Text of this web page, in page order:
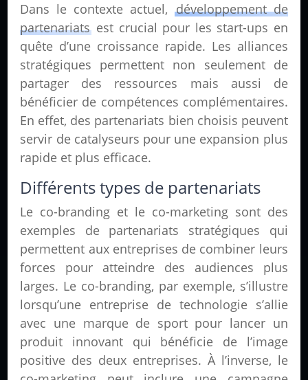
Dans le contexte actuel,développement de
partenariats est crucial pour les start-ups en
quête d’une croissance rapide. Les alliances
stratégiques permettent non seulement de
partager des ressources mais aussi de
bénéficier de compétences complémentaires.
En effet, des partenariats bien choisis peuvent
servir de catalyseurs pour une expansion plus
rapide et plus efficace.
Différents types de partenariats
Le co-branding et le co-marketing sont des
exemples de partenariats stratégiques qui
permettent aux entreprises de combiner leurs
forces pour atteindre des audiences plus
larges. Le co-branding, par exemple, s’illustre
lorsqu’une entreprise de technologie s’allie
avec une marque de sport pour lancer un
produit innovant qui bénéficie de l’image
positive des deux entreprises. À l’inverse, le